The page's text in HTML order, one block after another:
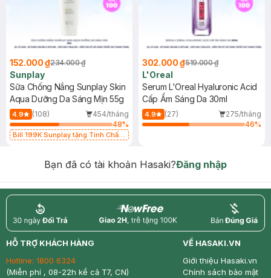
152.000 ₫234.000 ₫
Sunplay
Sữa Chống Nắng Sunplay Skin
Aqua Dưỡng Da Sáng Mịn 55g
4.9 (108)
454/tháng
48%
Bill 199K Sunplay tặng Tinh Chất
302.000 ₫519.000 ₫
L'Oreal
Serum L'Oreal Hyaluronic Acid
Cấp Ẩm Sáng Da 30ml
4.9 (27)
275/tháng
46%
Bạn đã có tài khoản Hasaki?Đăng nhập
return nowfree price
HỖ TRỢ KHÁCH HÀNG
Hotline: 1800 6324
(Miễn phí , 08-22h kể cả T7, CN)
VỀ HASAKI.VN
Giới thiệu Hasaki.vn
Chính sách bảo mật